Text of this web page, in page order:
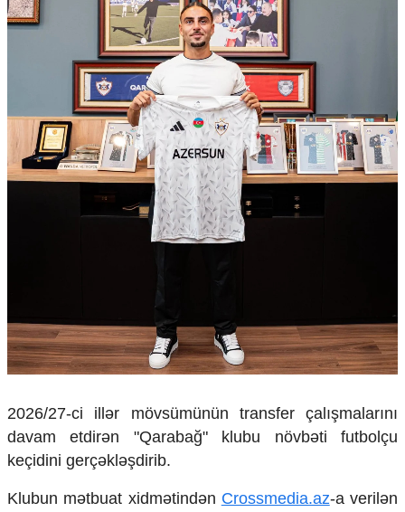
Çarpaz baxış
Təhlil
Geosiyasi
İqtisadi
Sosioloji
Araşdırma
Multimedia
Elm və təhsil
Mədəniyyət
Diaspor
Mədəniyyətimizin Zəfəri
Zəfər Diasporu
Səhiyyə
Turizm
2026/27-ci illər mövsümünün transfer çalışmalarını
davam etdirən "Qarabağ" klubu növbəti futbolçu
keçidini gerçəkləşdirib.
Klubun mətbuat xidmətindən Crossmedia.az-a verilən